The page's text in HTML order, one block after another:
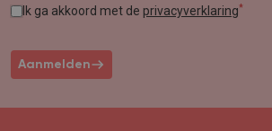
Ik ga akkoord met de privacyverklaring*
Aanmelden